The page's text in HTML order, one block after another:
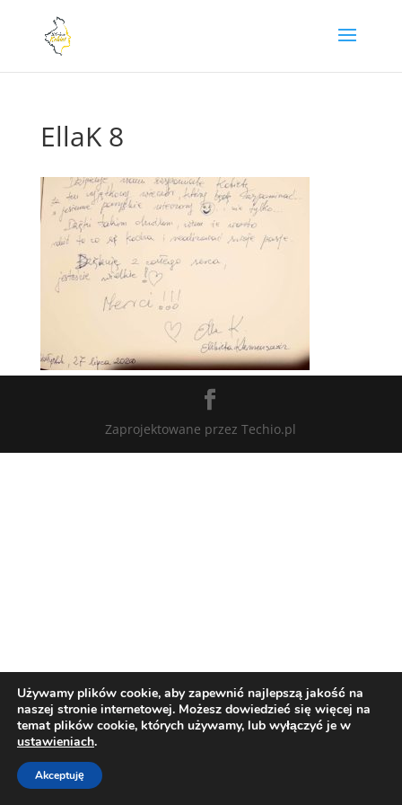
EllaK 8
Zaprojektowane przez Techio.pl
Używamy plików cookie, aby zapewnić najlepszą jakość na
naszej stronie internetowej. Możesz dowiedzieć się więcej na
temat plików cookie, których używamy, lub wyłączyć je w
ustawieniach.
Akceptuję